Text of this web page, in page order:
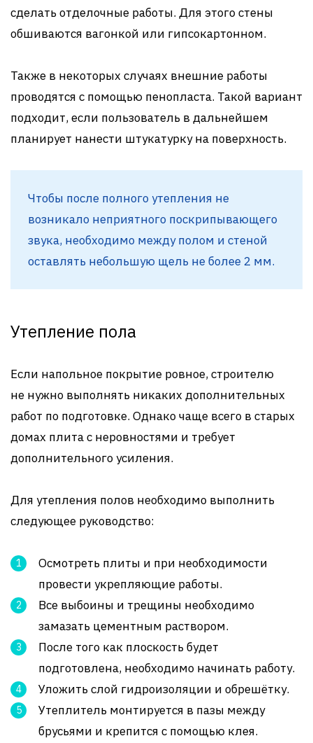
сделать отделочные работы. Для этого стены
обшиваются вагонкой или гипсокартонном.
Также в некоторых случаях внешние работы
проводятся с помощью пенопласта. Такой вариант
подходит, если пользователь в дальнейшем
планирует нанести штукатурку на поверхность.
Чтобы после полного утепления не
возникало неприятного поскрипывающего
звука, необходимо между полом и стеной
оставлять небольшую щель не более 2 мм.
Утепление пола
Если напольное покрытие ровное, строителю
не нужно выполнять никаких дополнительных
работ по подготовке. Однако чаще всего в старых
домах плита с неровностями и требует
дополнительного усиления.
Для утепления полов необходимо выполнить
следующее руководство:
Осмотреть плиты и при необходимости
провести укрепляющие работы.
Все выбоины и трещины необходимо
замазать цементным раствором.
После того как плоскость будет
подготовлена, необходимо начинать работу.
Уложить слой гидроизоляции и обрешётку.
Утеплитель монтируется в пазы между
брусьями и крепится с помощью клея.